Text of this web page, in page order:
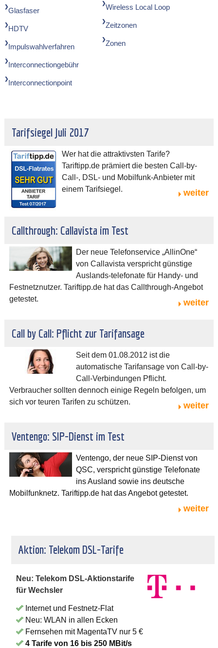
Glasfaser
HDTV
Impulswahlverfahren
Interconnectiongebühr
Interconnectionpoint
Wireless Local Loop
Zeitzonen
Zonen
Tarifsiegel Juli 2017
Wer hat die attraktivsten Tarife?
Tariftipp.de prämiert die besten Call-by-
Call-, DSL- und Mobilfunk-Anbieter mit
einem Tarifsiegel.
weiter
Callthrough: Callavista im Test
Der neue Telefonservice „AllinOne“
von Callavista verspricht günstige
Auslands-telefonate für Handy- und
Festnetznutzer. Tariftipp.de hat das Callthrough-Angebot
getestet.
weiter
Call by Call: Pflicht zur Tarifansage
Seit dem 01.08.2012 ist die
automatische Tarifansage von Call-by-
Call-Verbindungen Pflicht.
Verbraucher sollten dennoch einige Regeln befolgen, um
sich vor teuren Tarifen zu schützen.
weiter
Ventengo: SIP-Dienst im Test
Ventengo, der neue SIP-Dienst von
QSC, verspricht günstige Telefonate
ins Ausland sowie ins deutsche
Mobilfunknetz. Tariftipp.de hat das Angebot getestet.
weiter
Aktion: Telekom DSL-Tarife
Neu: Telekom DSL-Aktionstarife
für Wechsler
Internet und Festnetz-Flat
Neu: WLAN in allen Ecken
Fernsehen mit MagentaTV nur 5 €
4 Tarife von 16 bis 250 MBit/s